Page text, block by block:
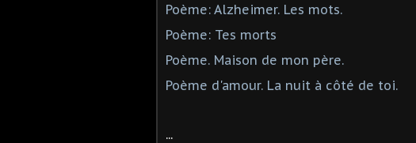
Poème: Alzheimer. Les mots.
Poème: Tes morts
Poème. Maison de mon père.
Poème d'amour. La nuit à côté de toi.
...